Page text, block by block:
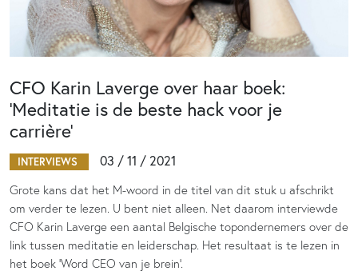
CFO Karin Laverge over haar boek:
‘Meditatie is de beste hack voor je
carrière’
INTERVIEWS 03 / 11 / 2021
Grote kans dat het M-woord in de titel van dit stuk u afschrikt
om verder te lezen. U bent niet alleen. Net daarom interviewde
CFO Karin Laverge een aantal Belgische topondernemers over de
link tussen meditatie en leiderschap. Het resultaat is te lezen in
het boek 'Word CEO van je brein'.